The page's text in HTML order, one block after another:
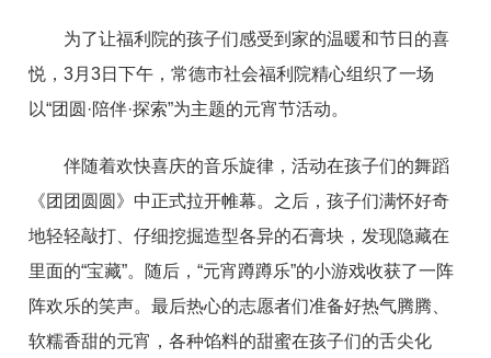
为了让福利院的孩子们感受到家的温暖和节日的喜
悦，3月3日下午，常德市社会福利院精心组织了一场
以“团圆·陪伴·探索”为主题的元宵节活动。
伴随着欢快喜庆的音乐旋律，活动在孩子们的舞蹈
《团团圆圆》中正式拉开帷幕。之后，孩子们满怀好奇
地轻轻敲打、仔细挖掘造型各异的石膏块，发现隐藏在
里面的“宝藏”。随后，“元宵蹲蹲乐”的小游戏收获了一阵
阵欢乐的笑声。最后热心的志愿者们准备好热气腾腾、
软糯香甜的元宵，各种馅料的甜蜜在孩子们的舌尖化